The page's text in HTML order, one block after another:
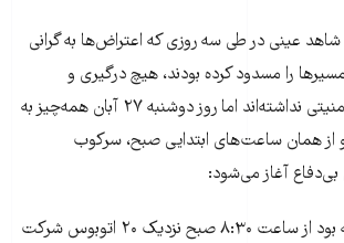
عینی در طی سه روزی که اعتراض‌ها به گرانی
را مسدود کرده بودند، هیچ درگیری و
مواجهه‌ای با نیروهای امنیتی نداشته‌اند اما روز دوشنبه ۲۷ آبان همه‌چیز به
از همان ساعت‌های ابتدایی صبح، سرکوب
آغاز می‌شود:
«روز بعد که دوشنبه بود از ساعت ۸:۳۰ صبح نزدیک ۲۰ اتوبوس شرکت